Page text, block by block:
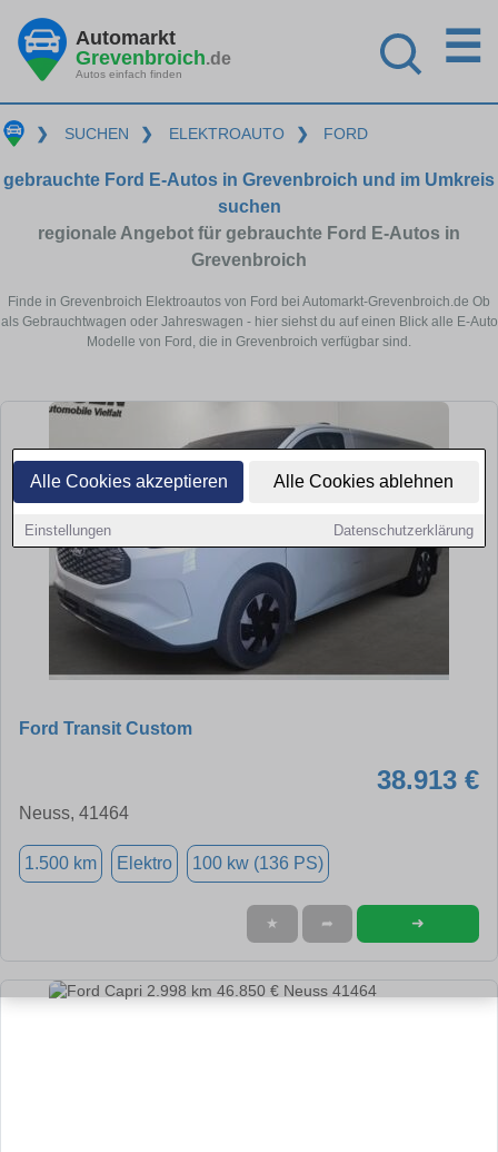
Alle Cookies akzeptieren Alle Cookies ablehnen
Einstellungen Datenschutzerklärung
Automarkt
Grevenbroich.de
Autos einfach finden
☰
❯ SUCHEN ❯ ELEKTROAUTO ❯ FORD
gebrauchte Ford E-Autos in Grevenbroich und im Umkreis
suchen
regionale Angebot für gebrauchte Ford E-Autos in
Grevenbroich
Finde in Grevenbroich Elektroautos von Ford bei Automarkt-Grevenbroich.de Ob
als Gebrauchtwagen oder Jahreswagen - hier siehst du auf einen Blick alle E-Auto
Modelle von Ford, die in Grevenbroich verfügbar sind.
Ford Transit Custom
38.913 €
Neuss, 41464
1.500 km Elektro 100 kw (136 PS)
★ ➦ ➜